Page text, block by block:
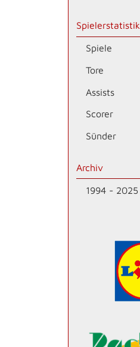
Spielerstatistik
Spiele
Tore
Assists
Scorer
Sünder
Archiv
1994 - 2025